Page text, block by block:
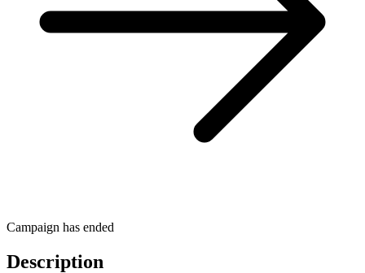
Campaign has ended
Description